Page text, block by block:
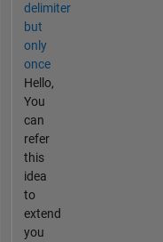
delimiter
but
only
once
Hello,
You
can
refer
this
idea
to
extend
you